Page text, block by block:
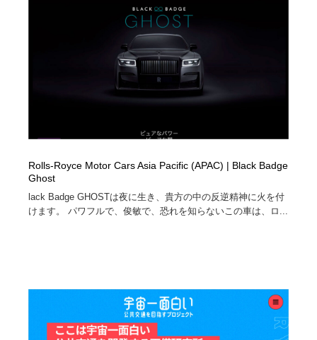
Rolls-Royce Motor Cars Asia Pacific (APAC) | Black Badge
Ghost
lack Badge GHOSTは夜に生き、貴方の中の反逆精神に火を付
けます。 パワフルで、俊敏で、恐れを知らないこの車は、ロ...